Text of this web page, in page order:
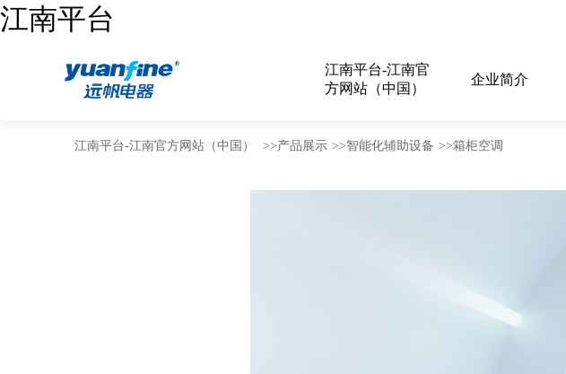
江南平台
江南平台-江南官
方网站（中国）
企业简介
江南平台-江南官方网站（中国） >>产品展示 >>智能化辅助设备 >>箱柜空调